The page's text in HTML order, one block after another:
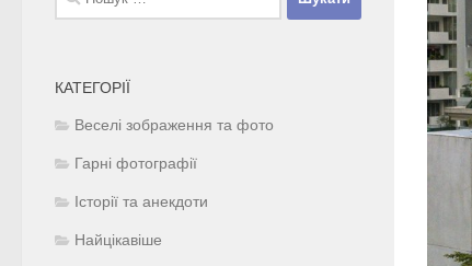
КАТЕГОРІЇ
Веселі зображення та фото
Гарні фотографії
Історії та анекдоти
Найцікавіше